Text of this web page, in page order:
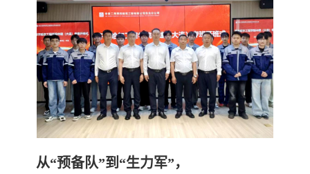
从“预备队”到“生力军”，